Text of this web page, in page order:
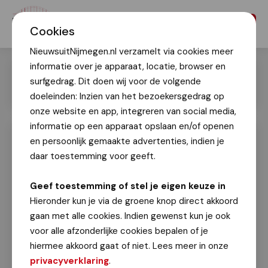
Cookies
NieuwsuitNijmegen.nl verzamelt via cookies meer
informatie over je apparaat, locatie, browser en
surfgedrag. Dit doen wij voor de volgende
doeleinden: Inzien van het bezoekersgedrag op
onze website en app, integreren van social media,
informatie op een apparaat opslaan en/of openen
en persoonlijk gemaakte advertenties, indien je
daar toestemming voor geeft.
Geef toestemming of stel je eigen keuze in
Hieronder kun je via de groene knop direct akkoord
gaan met alle cookies. Indien gewenst kun je ook
voor alle afzonderlijke cookies bepalen of je
hiermee akkoord gaat of niet. Lees meer in onze
privacyverklaring.
Opening van volledig in NEC-stijl
aangekleed TinQ-tankstation aan de
Geert Timmer
28 februari 2026
Een bijzonder moment rondom het partnership
tussen N.E.C. en TinQ: op zaterdag 28 februari
opende TinQ officieel het volledig in N.E.C.-stijl